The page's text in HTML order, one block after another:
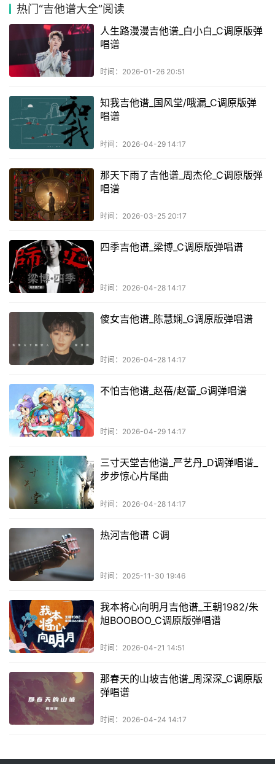
热门“吉他谱大全”阅读
人生路漫漫吉他谱_白小白_C调原版弹
唱谱
时间：2026-01-26 20:51
知我吉他谱_国风堂/哦漏_C调原版弹
唱谱
时间：2026-04-29 14:17
那天下雨了吉他谱_周杰伦_C调原版弹
唱谱
时间：2026-03-25 20:17
四季吉他谱_梁博_C调原版弹唱谱
时间：2026-04-28 14:17
傻女吉他谱_陈慧娴_G调原版弹唱谱
时间：2026-04-28 14:17
不怕吉他谱_赵蓓/赵蕾_G调弹唱谱
时间：2026-04-29 14:17
三寸天堂吉他谱_严艺丹_D调弹唱谱_
步步惊心片尾曲
时间：2026-04-28 14:17
热河吉他谱 C调
时间：2025-11-30 19:46
我本将心向明月吉他谱_王朝1982/朱
旭BOOBOO_C调原版弹唱谱
时间：2026-04-21 14:51
那春天的山坡吉他谱_周深深_C调原版
弹唱谱
时间：2026-04-24 14:17